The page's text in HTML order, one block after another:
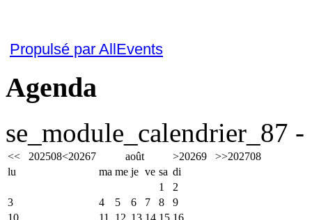
Propulsé par AllEvents
Agenda
se_module_calendrier_87
<< 202508<20267 août >20269 >>202708
lu
ma me je ve sa di
1
2
3
4 5 6 7 8
9